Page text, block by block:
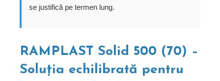
se justifică pe termen lung.
RAMPLAST Solid 500 (70) –
Soluția echilibrată pentru